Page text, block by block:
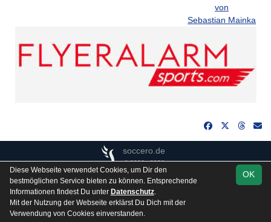
von
Sebastian Mainka
soccero.de
© 2006 - 2026
Besucherstatistik Kontakt Impressum
Gästebuch
Datenschutz
OK
Diese Webseite verwendet Cookies, um Dir den
bestmöglichen Service bieten zu können. Entsprechende
Informationen findest Du unter Datenschutz.
Mit der Nutzung der Webseite erklärst Du Dich mit der
Verwendung von Cookies einverstanden.